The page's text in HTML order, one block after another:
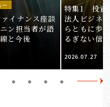
イナンス座談
ン担当者が語
と今後
特集1 投資
法人ビジネ
らともに歩
るぎない信
2026.07.27